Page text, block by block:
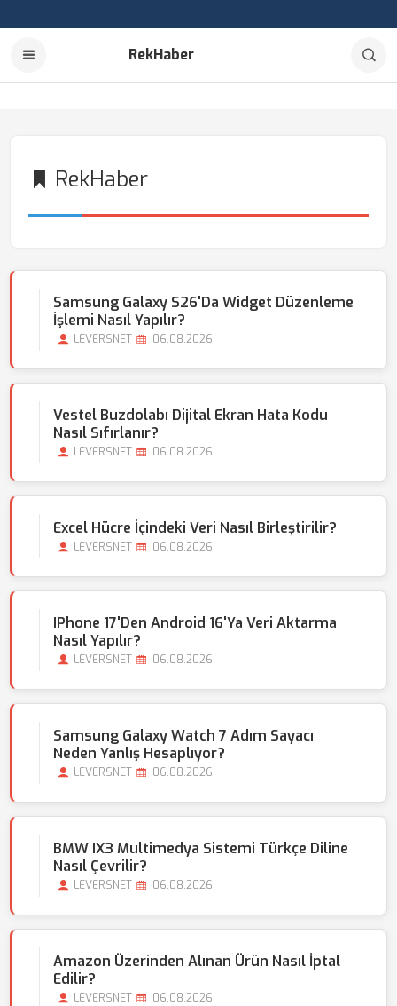
RekHaber
RekHaber
Samsung Galaxy S26'da Widget Düzenleme
İşlemi Nasıl Yapılır?
LEVERSNET 06.08.2026
Vestel Buzdolabı Dijital Ekran Hata Kodu
Nasıl Sıfırlanır?
LEVERSNET 06.08.2026
Excel Hücre İçindeki Veri Nasıl Birleştirilir?
LEVERSNET 06.08.2026
IPhone 17'den Android 16'ya Veri Aktarma
Nasıl Yapılır?
LEVERSNET 06.08.2026
Samsung Galaxy Watch 7 Adım Sayacı
Neden Yanlış Hesaplıyor?
LEVERSNET 06.08.2026
BMW IX3 Multimedya Sistemi Türkçe Diline
Nasıl Çevrilir?
LEVERSNET 06.08.2026
Amazon Üzerinden Alınan Ürün Nasıl İptal
Edilir?
LEVERSNET 06.08.2026